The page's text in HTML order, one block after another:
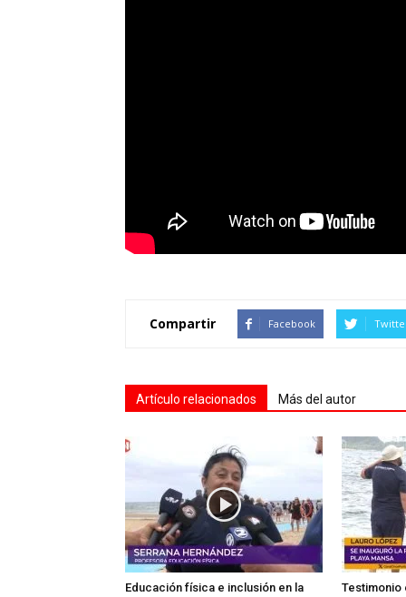
Compartir Facebook
Artículo relacionados Más del autor
Educación física e inclusión en la
Testimonio